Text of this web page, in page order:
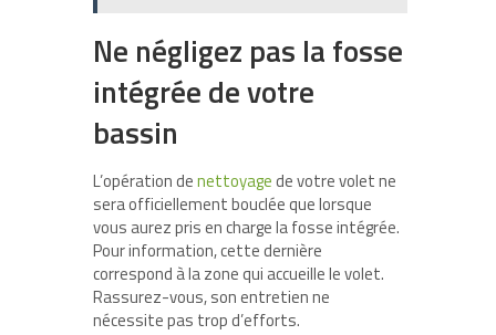
Ne négligez pas la fosse
intégrée de votre
bassin
L’opération denettoyagede votre volet ne
sera officiellement bouclée que lorsque
vous aurez pris en charge la fosse intégrée.
Pour information, cette dernière
correspond à la zone qui accueille le volet.
Rassurez-vous, son entretien ne
nécessite pas trop d’efforts.